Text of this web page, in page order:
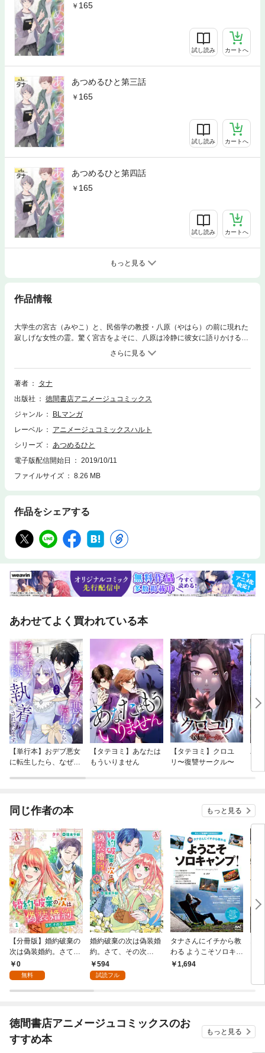
165
試し読み カートへ
あつめるひと第三話
165
試し読み カートへ
あつめるひと第四話
165
試し読み カートへ
もっと見る
作品情報
大学生の宮古（みやこ）と、民俗学の教授・八原（やはら）の前に現れた
寂しげな女性の霊。驚く宮古をよそに、八原は冷静に彼女に語りかける。
霊が見える八原は事故物件を回りながら、何かを探しているらしい。目を
離すとどこかへ行ってしまいそうな浮世離れした八原。ひょんなことから
一緒に暮らすことになった宮古は、何かと八原の世話を焼いてしまう。事
故物件回りにも協力するが、八原がずっと探しているものが「大事なひ
面目で素直な大学生×ミステリアスな大学教授。優しさと癒しの新感覚ミ
ステリーラブ！
著者
タナ
出版社
徳間書店アニメージュコミックス
ジャンル
BLマンガ
レーベル
アニメージュコミックスハルト
シリーズ
あつめるひと
電子版配信開始日
2019/10/11
ファイルサイズ
8.26 MB
作品をシェアする
あわせてよく買われている本
【単行本】おデブ悪女
に転生したら、なぜか
【タテヨミ】あなたは
もういりません
【タテヨミ】クロユ
リ〜復讐サークル〜
バ
今
同じ作者の本 もっと見る
【分冊版】婚約破棄の
次は偽装婚約。さて、
その次は……。 第1話
（アリアンローズコミ
0
無料
婚約破棄の次は偽装婚
約。さて、その次
は……。 １（アリア
ンローズコミックス）
594
試読フル
タナさんにイチから教
わる ようこそソロキャ
ンプ！
1,694
徳間書店アニメージュコミックスのお
すすめ本
もっと見る